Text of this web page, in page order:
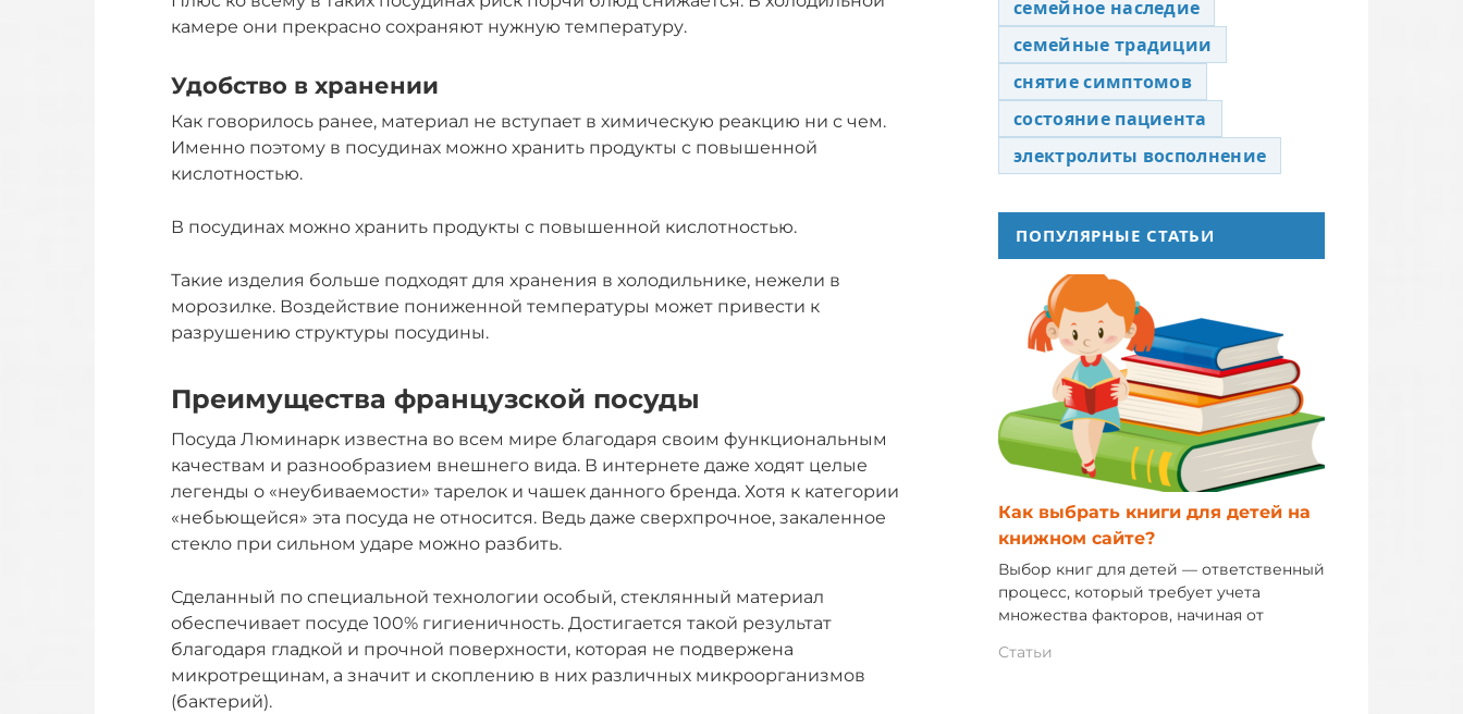
камере они прекрасно сохраняют нужную температуру.
Удобство в хранении
Как говорилось ранее, материал не вступает в химическую реакцию ни с чем.
Именно поэтому в посудинах можно хранить продукты с повышенной
кислотностью.
В посудинах можно хранить продукты с повышенной кислотностью.
Такие изделия больше подходят для хранения в холодильнике, нежели в
морозилке. Воздействие пониженной температуры может привести к
разрушению структуры посудины.
Преимущества французской посуды
Посуда Люминарк известна во всем мире благодаря своим функциональным
качествам и разнообразием внешнего вида. В интернете даже ходят целые
легенды о «неубиваемости» тарелок и чашек данного бренда. Хотя к категории
«небьющейся» эта посуда не относится. Ведь даже сверхпрочное, закаленное
стекло при сильном ударе можно разбить.
Сделанный по специальной технологии особый, стеклянный материал
обеспечивает посуде 100% гигиеничность. Достигается такой результат
благодаря гладкой и прочной поверхности, которая не подвержена
микротрещинам, а значит и скоплению в них различных микроорганизмов
(бактерий).
семейное наследие
семейные традиции
снятие симптомов
состояние пациента
электролиты восполнение
ПОПУЛЯРНЫЕ СТАТЬИ
Как выбрать книги для детей на
книжном сайте?
Выбор книг для детей — ответственный
процесс, который требует учета
множества факторов, начиная от
Статьи